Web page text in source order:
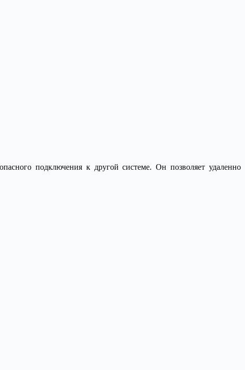
подключения к другой системе. Он позволяет удаленно